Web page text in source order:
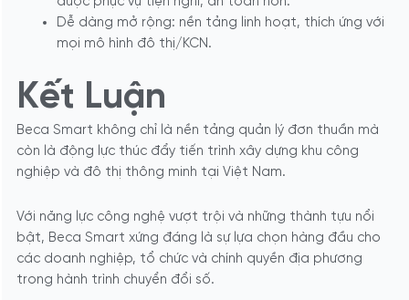
Dễ dàng mở rộng: nền tảng linh hoạt, thích ứng với
mọi mô hình đô thị/KCN.
Kết Luận
Beca Smart không chỉ là nền tảng quản lý đơn thuần mà
còn là động lực thúc đẩy tiến trình xây dựng khu công
nghiệp và đô thị thông minh tại Việt Nam.
Với năng lực công nghệ vượt trội và những thành tựu nổi
bật, Beca Smart xứng đáng là sự lựa chọn hàng đầu cho
các doanh nghiệp, tổ chức và chính quyền địa phương
trong hành trình chuyển đổi số.